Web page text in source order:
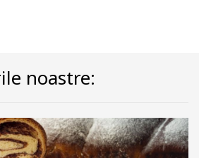
noastre: